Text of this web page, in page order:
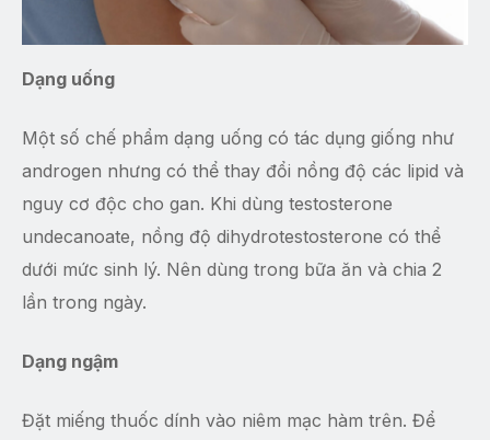
Dạng uống
Một số chế phẩm dạng uống có tác dụng giống như
androgen nhưng có thể thay đổi nồng độ các lipid và
nguy cơ độc cho gan. Khi dùng testosterone
undecanoate, nồng độ dihydrotestosterone có thể
dưới mức sinh lý. Nên dùng trong bữa ăn và chia 2
lần trong ngày.
Dạng ngậm
Đặt miếng thuốc dính vào niêm mạc hàm trên. Để